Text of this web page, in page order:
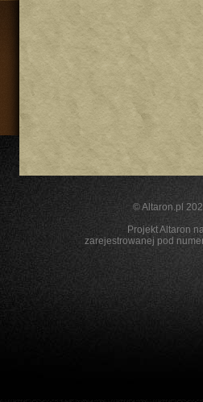
©Altaron.pl
Projekt Altaron
zarejestrowanej pod